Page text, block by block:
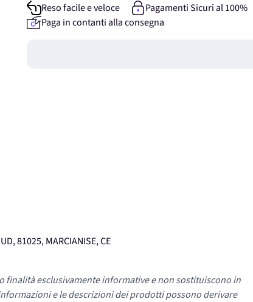
Reso facile e veloce
Pagamenti Sicuri al 100%
Paga in contanti alla consegna
81025, MARCIANISE, CE
esclusivamente informative e non sostituiscono in
e le descrizioni dei prodotti possono derivare